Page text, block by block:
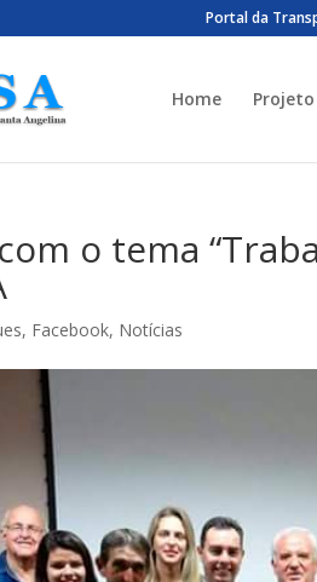
Portal da
Home Projeto
o tema
, Facebook, Notícias